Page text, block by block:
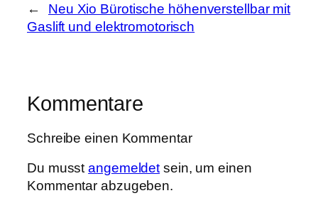
←
Neu Xio Bürotische höhenverstellbar mit
Gaslift und elektromotorisch
Kommentare
Schreibe einen Kommentar
Du musstangemeldet sein, um einen
Kommentar abzugeben.